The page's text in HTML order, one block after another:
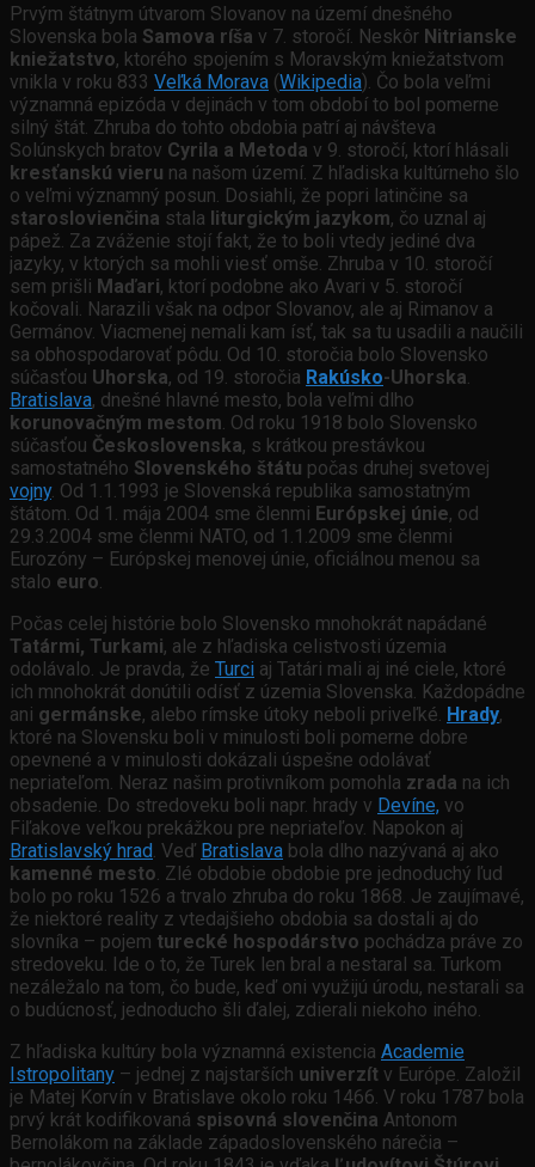
Prvým štátnym útvarom Slovanov na území dnešného
Slovenska bola Samova ríša v 7. storočí. Neskôr Nitrianske
kniežatstvo, ktorého spojením s Moravským kniežatstvom
vnikla v roku 833 Veľká Morava (Wikipedia). Čo bola veľmi
významná epizóda v dejinách v tom období to bol pomerne
silný štát. Zhruba do tohto obdobia patrí aj návšteva
Solúnskych bratov Cyrila a Metoda v 9. storočí, ktorí hlásali
kresťanskú vieru na našom území. Z hľadiska kultúrneho šlo
o veľmi významný posun. Dosiahli, že popri latinčine sa
staroslovienčina stala liturgickým jazykom, čo uznal aj
pápež. Za zváženie stojí fakt, že to boli vtedy jediné dva
jazyky, v ktorých sa mohli viesť omše. Zhruba v 10. storočí
sem prišli Maďari, ktorí podobne ako Avari v 5. storočí
kočovali. Narazili však na odpor Slovanov, ale aj Rimanov a
Germánov. Viacmenej nemali kam ísť, tak sa tu usadili a naučili
sa obhospodarovať pôdu. Od 10. storočia bolo Slovensko
súčasťou Uhorska, od 19. storočia Rakúsko-Uhorska.
Bratislava, dnešné hlavné mesto, bola veľmi dlho
korunovačným mestom. Od roku 1918 bolo Slovensko
súčasťou Československa, s krátkou prestávkou
samostatného Slovenského štátu počas druhej svetovej
vojny. Od 1.1.1993 je Slovenská republika samostatným
štátom. Od 1. mája 2004 sme členmi Európskej únie, od
29.3.2004 sme členmi NATO, od 1.1.2009 sme členmi
Eurozóny – Európskej menovej únie, oficiálnou menou sa
stalo euro.
Počas celej histórie bolo Slovensko mnohokrát napádané
Tatármi, Turkami, ale z hľadiska celistvosti územia
odolávalo. Je pravda, že Turci aj Tatári mali aj iné ciele, ktoré
ich mnohokrát donútili odísť z územia Slovenska. Každopádne
ani germánske, alebo rímske útoky neboli priveľké. Hrady,
ktoré na Slovensku boli v minulosti boli pomerne dobre
opevnené a v minulosti dokázali úspešne odolávať
nepriateľom. Neraz našim protivníkom pomohla zrada na ich
obsadenie. Do stredoveku boli napr. hrady v Devíne, vo
Fiľakove veľkou prekážkou pre nepriateľov. Napokon aj
Bratislavský hrad. Veď Bratislava bola dlho nazývaná aj ako
kamenné mesto. Zlé obdobie obdobie pre jednoduchý ľud
bolo po roku 1526 a trvalo zhruba do roku 1868. Je zaujímavé,
že niektoré reality z vtedajšieho obdobia sa dostali aj do
slovníka – pojem turecké hospodárstvo pochádza práve zo
stredoveku. Ide o to, že Turek len bral a nestaral sa. Turkom
nezáležalo na tom, čo bude, keď oni využijú úrodu, nestarali sa
o budúcnosť, jednoducho šli ďalej, zdierali niekoho iného.
Z hľadiska kultúry bola významná existencia Academie
Istropolitany – jednej z najstarších univerzít v Európe. Založil
je Matej Korvín v Bratislave okolo roku 1466. V roku 1787 bola
prvý krát kodifikovaná spisovná slovenčina Antonom
Bernolákom na základe západoslovenského nárečia –